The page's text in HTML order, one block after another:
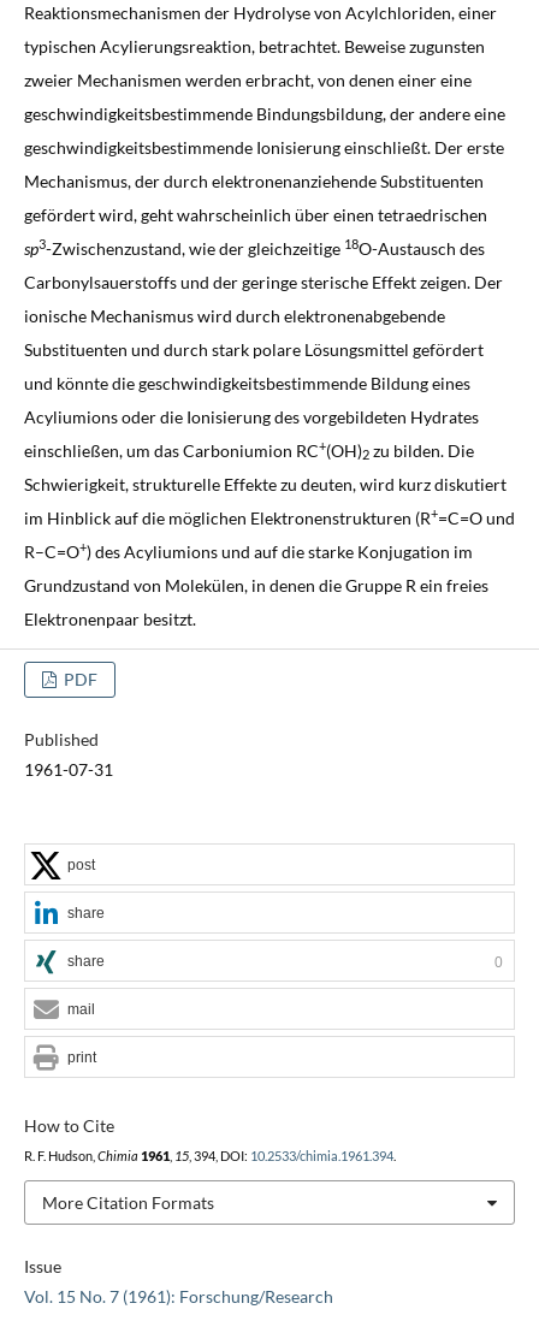
Reaktionsmechanismen der Hydrolyse von Acylchloriden, einer
typischen Acylierungsreaktion, betrachtet. Beweise zugunsten
zweier Mechanismen werden erbracht, von denen einer eine
geschwindigkeitsbestimmende Bindungsbildung, der andere eine
geschwindigkeitsbestimmende Ionisierung einschließt. Der erste
Mechanismus, der durch elektronenanziehende Substituenten
gefördert wird, geht wahrscheinlich über einen tetraedrischen
sp3-Zwischenzustand, wie der gleichzeitige 18O-Austausch des
Carbonylsauerstoffs und der geringe sterische Effekt zeigen. Der
ionische Mechanismus wird durch elektronenabgebende
Substituenten und durch stark polare Lösungsmittel gefördert
und könnte die geschwindigkeitsbestimmende Bildung eines
Acyliumions oder die Ionisierung des vorgebildeten Hydrates
einschließen, um das Carboniumion RC+(OH)2zu bilden. Die
Schwierigkeit, strukturelle Effekte zu deuten, wird kurz diskutiert
im Hinblick auf die möglichen Elektronenstrukturen (R+=C=O und
R–C=O+) des Acyliumions und auf die starke Konjugation im
Grundzustand von Molekülen, in denen die Gruppe R ein freies
Elektronenpaar besitzt.
PDF
Published
1961-07-31
Issue
Vol. 15 No. 7 (1961): Forschung/Research
How to Cite
R. F. Hudson, Chimia 1961, 15, 394, DOI: 10.2533/chimia.1961.394.
More Citation Formats
post
share
share 0
mail
print